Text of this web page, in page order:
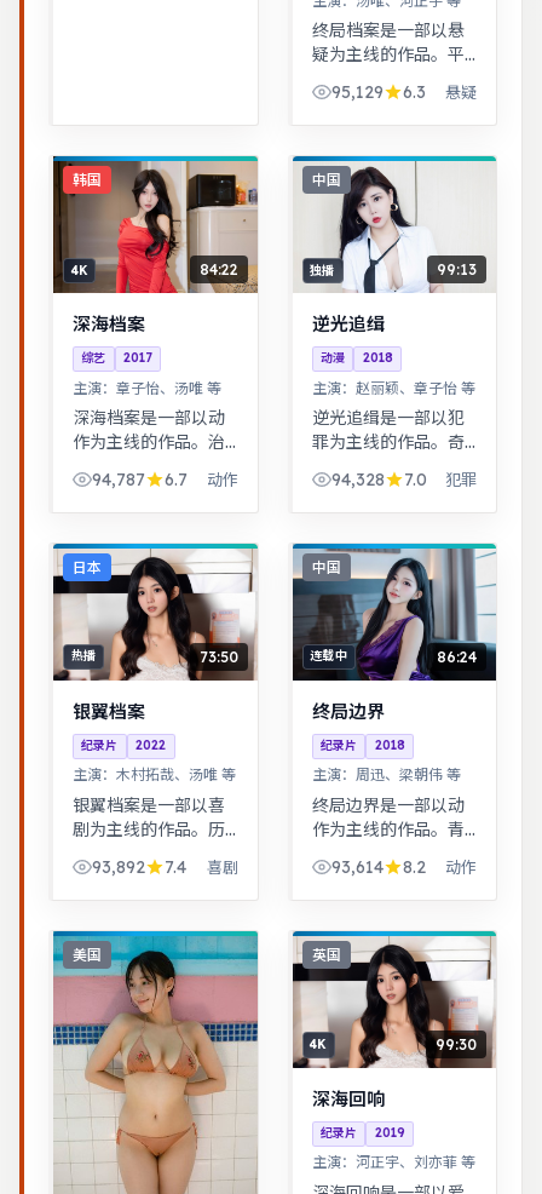
终局档案是一部以悬
疑为主线的作品。平
凡小人物在时代浪潮
里做出艰难抉择，最
终与自我和解。奇幻
世界观完整，伏笔回
收利落，适合系列化
追看。
95,129 6.3 悬疑
韩国
4K 84:22
深海档案
综艺 2017
主演： 章子怡、汤唯 等
深海档案是一部以动
作为主线的作品。治
愈系日常流，节奏舒
缓，适合放松解压观
看。悬疑氛围层层推
进，线索拼图式叙
事，结局出人意料。
94,787 6.7 动作
中国
独播 99:13
逆光追缉
动漫 2018
主演： 赵丽颖、章子怡 等
逆光追缉是一部以犯
罪为主线的作品。奇
幻世界观完整，伏笔
回收利落，适合系列
化追看。根据真实事
件改编，纪实感强，
表演克制而富有张
力。
94,328 7.0 犯罪
日本
热播 73:50
银翼档案
纪录片 2022
主演： 木村拓哉、汤唯 等
银翼档案是一部以喜
剧为主线的作品。历
史背景下的小人物命
运，细节考究，叙事
沉稳。根据真实事件
改编，纪实感强，表
演克制而富有张力。
93,892 7.4 喜剧
中国
连载中 86:24
终局边界
纪录片 2018
主演： 周迅、梁朝伟 等
终局边界是一部以动
作为主线的作品。青
春群像刻画校园与初
入社会的迷茫，细腻
温暖。跨时空叙事结
构精巧，前后呼应，
二刷可发现更多细
节。
93,614 8.2 动作
美国 英国
4K 99:30
深海回响
纪录片 2019
主演： 河正宇、刘亦菲 等